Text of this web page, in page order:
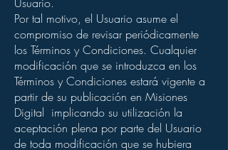
Por tal motivo, el Usuario asume el
compromiso de revisar periódicamente
los Términos y Condiciones. Cualquier
modificación que se introduzca en los
Términos y Condiciones estará vigente a
partir de su publicación en Misiones
Digital implicando su utilización la
aceptación plena por parte del Usuario
de toda modificación que se hubiera